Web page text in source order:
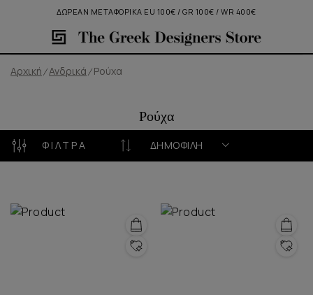
ΔΩΡΕΑΝ ΜΕΤΑΦΟΡΙΚΑ EU 100€ / GR 100€ / WR 400€
Αρχική Ανδρικά Ρούχα
Ρούχα
ΦΊΛΤΡΑ ΔΗΜΟΦΙΛΉ